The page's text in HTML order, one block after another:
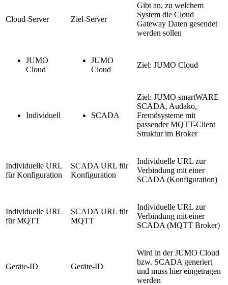
Cloud-Server Ziel-Server
Gibt an, zu welchem
System die Cloud
Gateway Daten gesendet
werden sollen
JUMO
Cloud
JUMO
Cloud
Ziel: JUMO Cloud
Individuell SCADA
Ziel: JUMO smartWARE
SCADA, Audako,
Fremdsysteme mit
passender MQTT-Client
Struktur im Broker
Individuelle URL
für Konfiguration
SCADA URL für
Konfiguration
Individuelle URL zur
Verbindung mit einer
SCADA (Konfiguration)
Individuelle URL
für MQTT
SCADA URL für
MQTT
Individuelle URL zur
Verbindung mit einer
SCADA (MQTT Broker)
Geräte-ID Geräte-ID
Wird in der JUMO Cloud
bzw. SCADA generiert
und muss hier eingetragen
werden